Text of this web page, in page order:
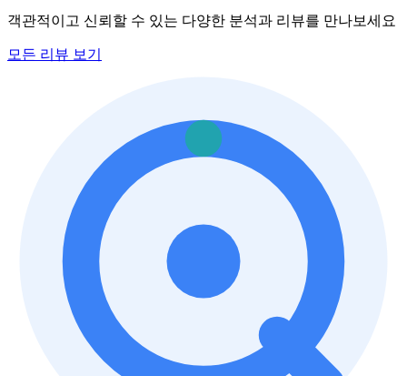
객관적이고 신뢰할 수 있는 다양한 분석과 리뷰를 만나보세요
모든 리뷰 보기